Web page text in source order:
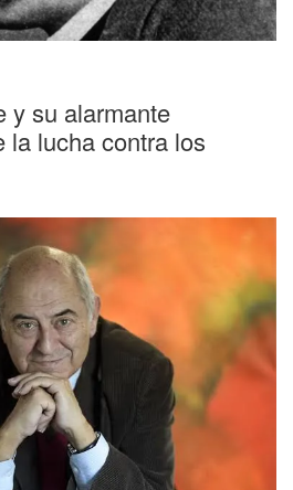
y su alarmante
la lucha contra los